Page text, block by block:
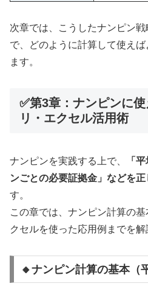
次章では、こうしたナンピン
で、どのように計算して使え
ます。
✅第3章：ナンピンに
リ・エクセル活用術
ナンピンを実践する上で、
「
ンごとの必要証拠金」などを
す。
この章では、ナンピン計算の
クセルを使った応用例までを解
🔸ナンピン計算の基本（